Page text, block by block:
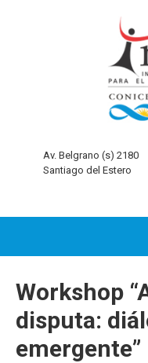
Av. Belgrano (s) 2180
Santiago del Estero
Workshop
disputa:
emergente”